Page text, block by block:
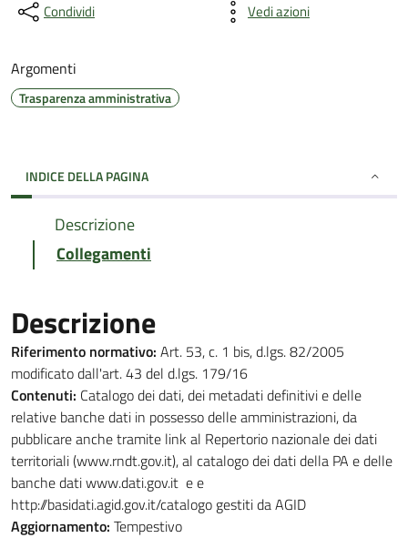
Condividi Vedi azioni
Argomenti
Trasparenza amministrativa
INDICE DELLA PAGINA
Descrizione
Collegamenti
Descrizione
Riferimento normativo: Art. 53, c. 1 bis, d.lgs. 82/2005
modificato dall'art. 43 del d.lgs. 179/16
Contenuti: Catalogo dei dati, dei metadati definitivi e delle
relative banche dati in possesso delle amministrazioni, da
pubblicare anche tramite link al Repertorio nazionale dei dati
territoriali (www.rndt.gov.it), al catalogo dei dati della PA e delle
banche dati www.dati.gov.it e e
http://basidati.agid.gov.it/catalogo gestiti da AGID
Aggiornamento: Tempestivo